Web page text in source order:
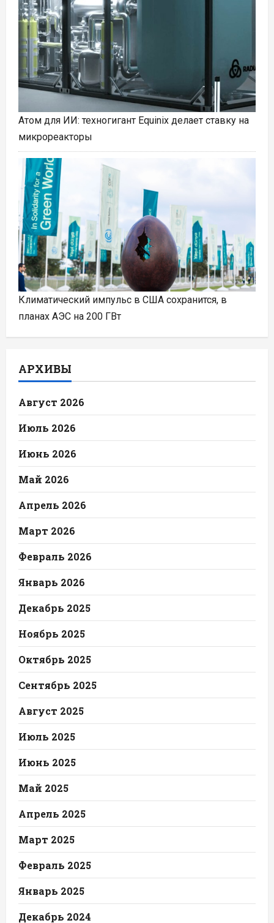
Атом для ИИ: техногигант Equinix делает ставку на
микрореакторы
Климатический импульс в США сохранится, в
планах АЭС на 200 ГВт
АРХИВЫ
Август 2026
Июль 2026
Июнь 2026
Май 2026
Апрель 2026
Март 2026
Февраль 2026
Январь 2026
Декабрь 2025
Ноябрь 2025
Октябрь 2025
Сентябрь 2025
Август 2025
Июль 2025
Июнь 2025
Май 2025
Апрель 2025
Март 2025
Февраль 2025
Январь 2025
Декабрь 2024